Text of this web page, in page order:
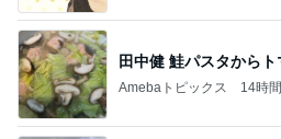
田中健 鮭パスタから
Amebaトピックス 14時